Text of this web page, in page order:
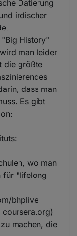
Datierung
irdischer
History"
man leider
die größte
dass man
Es gibt
wo man
für "lifelong
bhplive
coursera.org)
machen, die